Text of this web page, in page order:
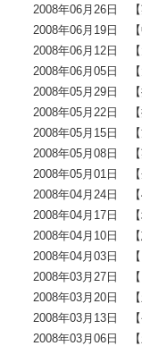
2008年06月26日 【
2008年06月19日 【
2008年06月12日 【
2008年06月05日 【
2008年05月29日 【
2008年05月22日 【
2008年05月15日 【
2008年05月08日 【
2008年05月01日 【
2008年04月24日 【
2008年04月17日 【
2008年04月10日 【
2008年04月03日 【
2008年03月27日 【
2008年03月20日 【
2008年03月13日 【
2008年03月06日 【